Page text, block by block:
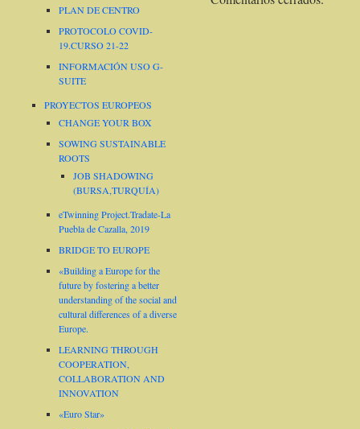
PLAN DE CENTRO
PROTOCOLO COVID-
19.CURSO 21-22
INFORMACIÓN USO G-
SUITE
PROYECTOS EUROPEOS
CHANGE YOUR BOX
SOWING SUSTAINABLE
ROOTS
JOB SHADOWING
(BURSA,TURQUÍA)
eTwinning Project.Tradate-La
Puebla de Cazalla, 2019
BRIDGE TO EUROPE
«Building a Europe for the
future by fostering a better
understanding of the social and
cultural differences of a diverse
Europe.
LEARNING THROUGH
COOPERATION,
COLLABORATION AND
INNOVATION
«Euro Star»